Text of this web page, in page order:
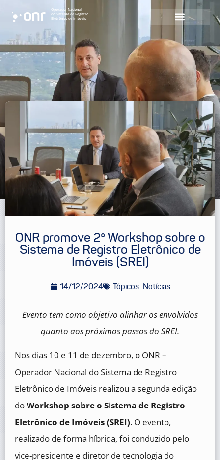
Operador Nacional
do Sistema de Registro
Eletrônico de Imóveis
ONR promove 2º Workshop sobre o
Sistema de Registro Eletrônico de
Imóveis (SREI)
14/12/2024 Tópicos: Notícias
Evento tem como objetivo alinhar os envolvidos
quanto aos próximos passos do SREI.
Nos dias 10 e 11 de dezembro, o ONR –
Operador Nacional do Sistema de Registro
Eletrônico de Imóveis realizou a segunda edição
doWorkshop sobre o Sistema de Registro
Eletrônico de Imóveis (SREI). O evento,
realizado de forma híbrida, foi conduzido pelo
vice-presidente e diretor de tecnologia do